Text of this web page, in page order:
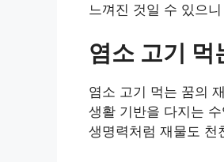
느껴진 것일 수 있으
염소 고기 먹
염소 고기 먹는 꿈의
생활 기반을 다지는
생명력처럼 재물도 천